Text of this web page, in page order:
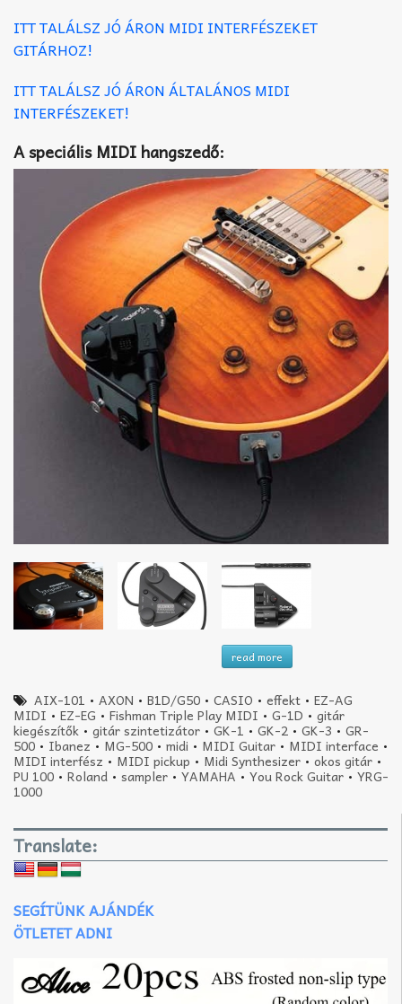
ITT TALÁLSZ JÓ ÁRON MIDI INTERFÉSZEKET
GITÁRHOZ!
ITT TALÁLSZ JÓ ÁRON ÁLTALÁNOS MIDI
INTERFÉSZEKET!
A speciális MIDI hangszedő:
read more
AIX-101 •AXON •B1D/G50 •CASIO •effekt •EZ-AG
MIDI • EZ-EG • Fishman Triple Play MIDI • G-1D • gitár
kiegészítők • gitár szintetizátor • GK-1 • GK-2 • GK-3 • GR-
500 • Ibanez • MG-500 • midi • MIDI Guitar • MIDI interface •
MIDI interfész • MIDI pickup • Midi Synthesizer • okos gitár •
PU 100 • Roland • sampler • YAMAHA • You Rock Guitar • YRG-
1000
Translate:
SEGÍTÜNK AJÁNDÉK
ÖTLETET ADNI